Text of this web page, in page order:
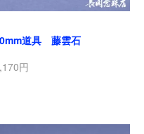
道具 藤雲石
円